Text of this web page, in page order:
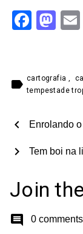
label cartografia ,
tempestade
chevron_left Enrolando
Tem boi na
chevron_right
Join
comment 0 comments